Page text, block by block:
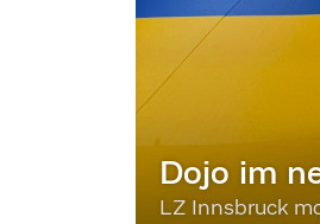
Dojo im
LZ Innsbruck